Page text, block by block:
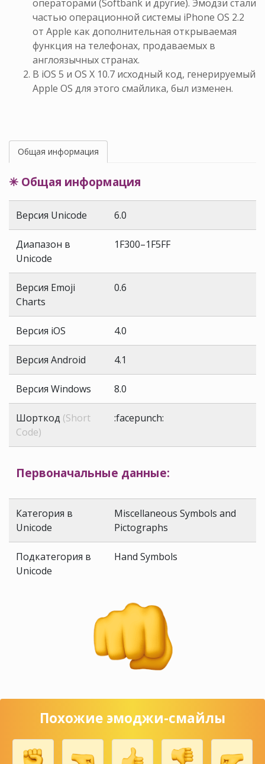
операторами (Softbank и другие). Эмодзи стали
частью операционной системы iPhone OS 2.2
от Apple как дополнительная открываемая
функция на телефонах, продаваемых в
англоязычных странах.
В iOS 5 и OS X 10.7 исходный код, генерируемый
Apple OS для этого смайлика, был изменен.
Общая информация
✳ Общая информация
Версия Unicode 6.0
Диапазон в
Unicode
1F300–1F5FF
Версия Emoji
Charts
0.6
Версия iOS 4.0
Версия Android 4.1
Версия Windows 8.0
Шорткод (Short
Code)
:facepunch:
Первоначальные данные:
Категория в
Unicode
Miscellaneous Symbols and
Pictographs
Подкатегория в
Unicode
Hand Symbols
Похожие эмоджи-смайлы